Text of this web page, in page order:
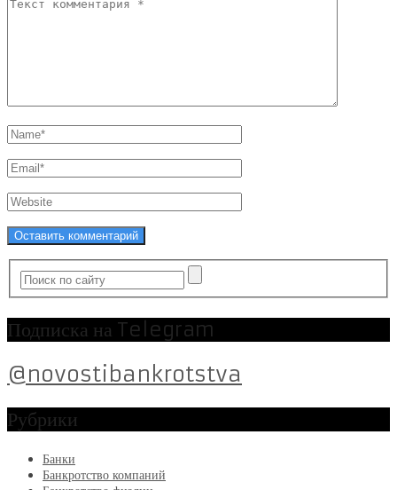
Подписка на Telegram
@novostibankrotstva
Рубрики
Банки
Банкротство компаний